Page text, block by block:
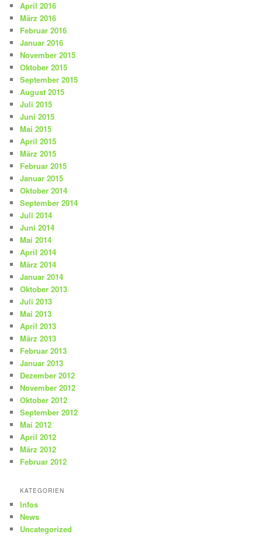
April 2016
März 2016
Februar 2016
Januar 2016
November 2015
Oktober 2015
September 2015
August 2015
Juli 2015
Juni 2015
Mai 2015
April 2015
März 2015
Februar 2015
Januar 2015
Oktober 2014
September 2014
Juli 2014
Juni 2014
Mai 2014
April 2014
März 2014
Januar 2014
Oktober 2013
Juli 2013
Mai 2013
April 2013
März 2013
Februar 2013
Januar 2013
Dezember 2012
November 2012
Oktober 2012
September 2012
Mai 2012
April 2012
März 2012
Februar 2012
KATEGORIEN
Infos
News
Uncategorized